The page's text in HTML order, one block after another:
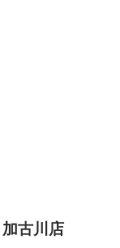
古川店